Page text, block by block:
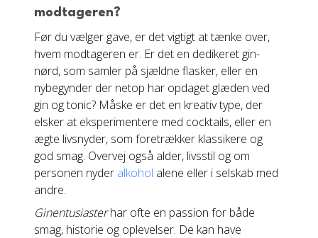
modtageren?
Før du vælger gave, er det vigtigt at tænke over,
hvem modtageren er. Er det en dedikeret gin-
nørd, som samler på sjældne flasker, eller en
nybegynder der netop har opdaget glæden ved
gin og tonic? Måske er det en kreativ type, der
elsker at eksperimentere med cocktails, eller en
ægte livsnyder, som foretrækker klassikere og
god smag. Overvej også alder, livsstil og om
personen nyder alkohol alene eller i selskab med
andre.
Ginentusiasterhar ofte en passion for både
smag, historie og oplevelser. De kan have